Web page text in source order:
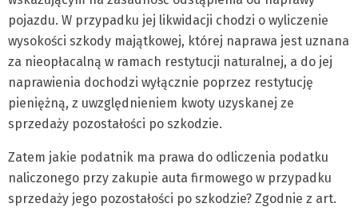
pojazdu. W przypadku jej likwidacji chodzi o wyliczenie
wysokości szkody majątkowej, której naprawa jest uznana
za nieopłacalną w ramach restytucji naturalnej, a do jej
naprawienia dochodzi wyłącznie poprzez restytucję
pieniężną, z uwzględnieniem kwoty uzyskanej ze
sprzedaży pozostałości po szkodzie.
Zatem jakie podatnik ma prawa do odliczenia podatku
naliczonego przy zakupie auta firmowego w przypadku
sprzedaży jego pozostałości po szkodzie? Zgodnie z art.